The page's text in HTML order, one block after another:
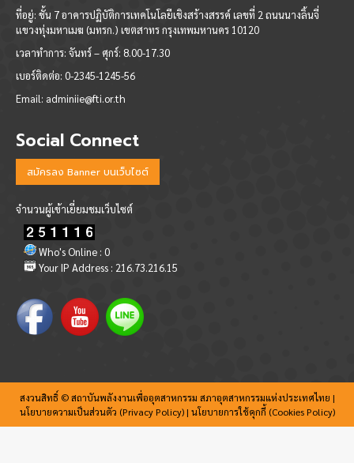
ที่อยู่: ชั้น 7 อาคารปฏิบัติการเทคโนโลยีเชิงสร้างสรรค์ เลขที่ 2 ถนนนางลิ้นจี่
แขวงทุ่งมหาเมฆ (มทรก.) เขตสาทร กรุงเทพมหานคร 10120
เวลาทำการ: จันทร์ – ศุกร์: 8.00-17.30
เบอร์ติดต่อ: 0-2345-1245-56
Email: adminiie@fti.or.th
Social Connect
สมัครลง Banner บนเว็บไซต์
จำนวนผู้เข้าเยี่ยมชมเว็บไซต์
Who's Online : 0
Your IP Address : 216.73.216.15
สงวนสิทธิ์ © สถาบันพลังงานเพื่ออุตสาหกรรม สภาอุตสาหกรรมแห่งประเทศไทย |
นโยบายความเป็นส่วนตัว (Privacy Policy)| นโยบายการใช้คุกกี้ (Cookies Policy)